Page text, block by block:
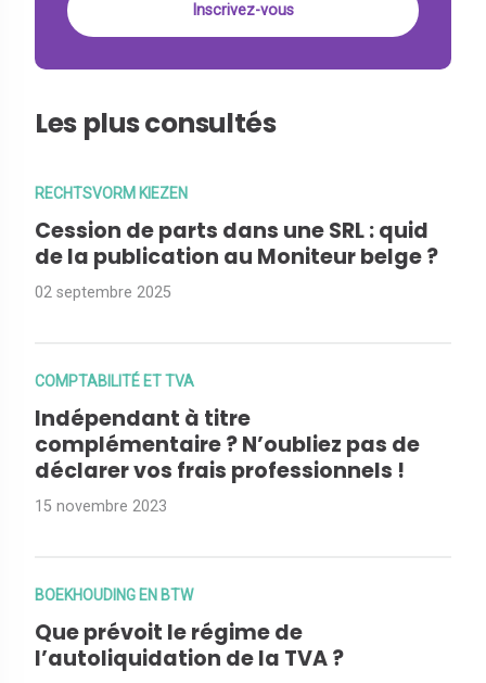
Les plus consultés
RECHTSVORM KIEZEN
Cession de parts dans une SRL : quid
de la publication au Moniteur belge ?
02 septembre 2025
COMPTABILITÉ ET TVA
Indépendant à titre
complémentaire ? N’oubliez pas de
déclarer vos frais professionnels !
15 novembre 2023
BOEKHOUDING EN BTW
Que prévoit le régime de
l’autoliquidation de la TVA ?